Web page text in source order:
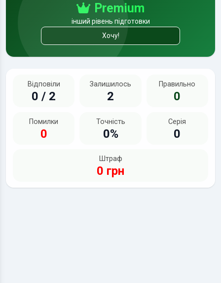
Premium
інший рівень підготовки
Хочу!
Відповіли
0 / 2
Залишилось
2
Правильно
0
Помилки
0
Точність
0%
Серія
0
Штраф
0 грн